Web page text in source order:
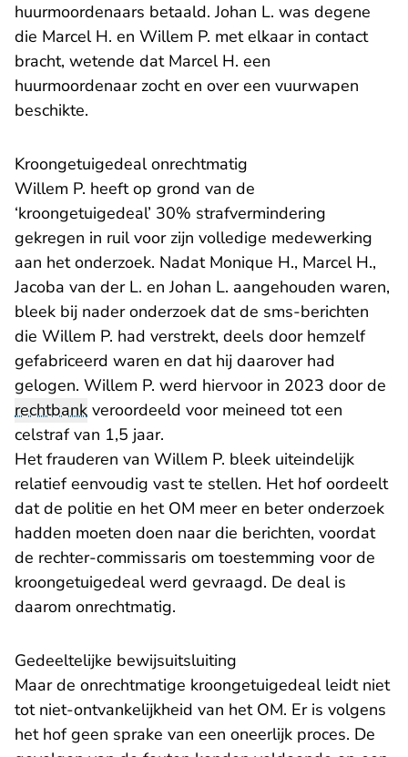
huurmoordenaars betaald. Johan L. was degene
die Marcel H. en Willem P. met elkaar in contact
bracht, wetende dat Marcel H. een
huurmoordenaar zocht en over een vuurwapen
beschikte.
Kroongetuigedeal onrechtmatig
Willem P. heeft op grond van de
‘kroongetuigedeal’ 30% strafvermindering
gekregen in ruil voor zijn volledige medewerking
aan het onderzoek. Nadat Monique H., Marcel H.,
Jacoba van der L. en Johan L. aangehouden waren,
bleek bij nader onderzoek dat de sms-berichten
die Willem P. had verstrekt, deels door hemzelf
gefabriceerd waren en dat hij daarover had
gelogen. Willem P. werd hiervoor in 2023 door de
rechtbank veroordeeld voor meineed tot een
celstraf van 1,5 jaar.
Het frauderen van Willem P. bleek uiteindelijk
relatief eenvoudig vast te stellen. Het hof oordeelt
dat de politie en het OM meer en beter onderzoek
hadden moeten doen naar die berichten, voordat
de rechter-commissaris om toestemming voor de
kroongetuigedeal werd gevraagd. De deal is
daarom onrechtmatig.
Gedeeltelijke bewijsuitsluiting
Maar de onrechtmatige kroongetuigedeal leidt niet
tot niet-ontvankelijkheid van het OM. Er is volgens
het hof geen sprake van een oneerlijk proces. De